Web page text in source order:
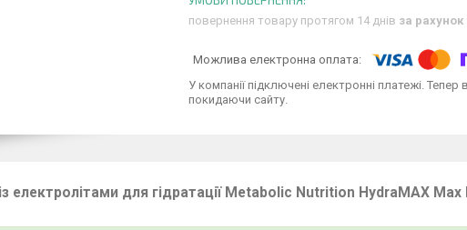
повернення товару протягом 14 днів за
У компанії підключені електронні платежі.
покидаючи сайту.
електролітами для гідратації Metabolic Nutrition HydraMAX